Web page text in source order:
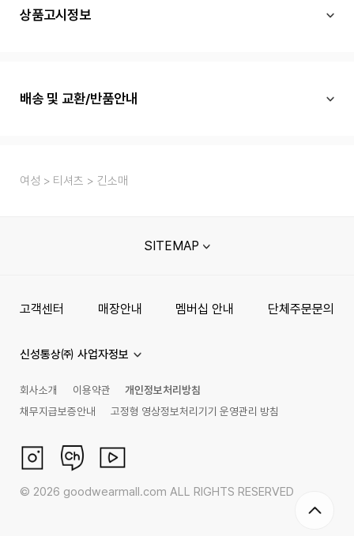
상품고시정보
배송 및 교환/반품안내
여성 티셔츠 긴소매
SITEMAP
고객센터 매장안내 멤버십 안내 단체주문문의
신성통상㈜ 사업자정보
회사소개 이용약관
개인정보처리방침
채무지급보증안내
고정형 영상정보처리기기 운영관리 방침
© 2026 goodwearmall.com ALL RIGHTS RESERVED